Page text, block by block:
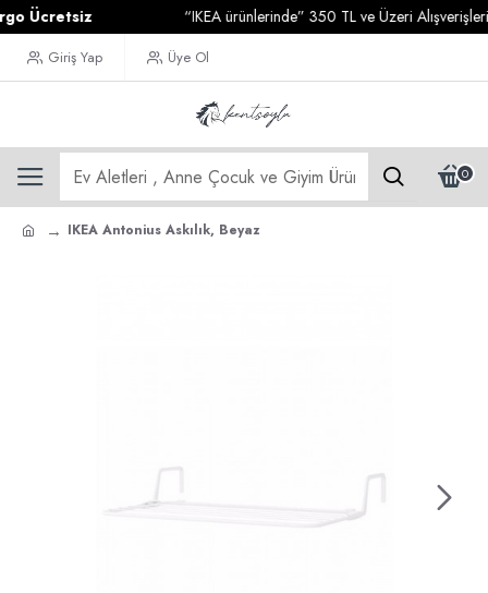
“IKEA ürünlerinde” 350 TL ve Üzeri
Giriş Yap Üye Ol
0
IKEA Antonius Askılık, Beyaz